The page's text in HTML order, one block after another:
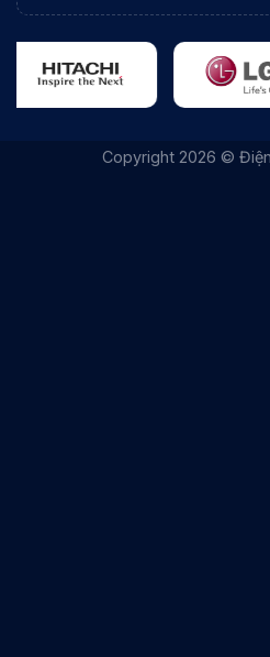
Copyright 2026 ©